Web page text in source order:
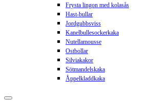
Frysta lingon med kolasås
Hast-bullar
Jordgubbsviss
Kanelbullesockerkaka
Nutellamousse
Ostbollar
Silviakakor
Sötmandelskaka
Åppelkladdkaka